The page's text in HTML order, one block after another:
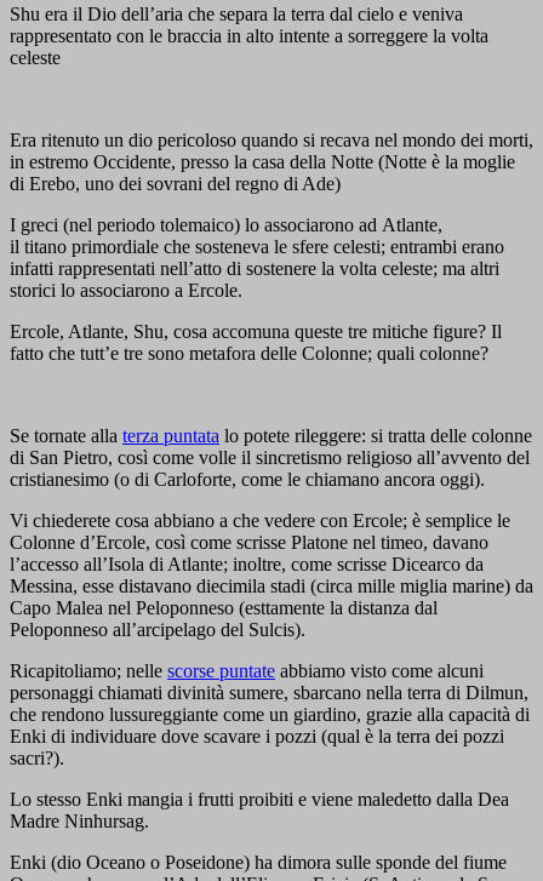
Shu era il Dio dell’aria che separa la terra dal cielo e veniva
rappresentato con le braccia in alto intente a sorreggere la volta
celeste
Era ritenuto un dio pericoloso quando si recava nel mondo dei morti,
in estremo Occidente, presso la casa della Notte (Notte è la moglie
di Erebo, uno dei sovrani del regno di Ade)
I greci (nel periodo tolemaico) lo associarono ad Atlante,
il titano primordiale che sosteneva le sfere celesti; entrambi erano
infatti rappresentati nell’atto di sostenere la volta celeste; ma altri
storici lo associarono a Ercole.
Ercole, Atlante, Shu, cosa accomuna queste tre mitiche figure? Il
fatto che tutt’e tre sono metafora delle Colonne; quali colonne?
Se tornate alla terza puntata lo potete rileggere: si tratta delle colonne
di San Pietro, così come volle il sincretismo religioso all’avvento del
cristianesimo (o di Carloforte, come le chiamano ancora oggi).
Vi chiederete cosa abbiano a che vedere con Ercole; è semplice le
Colonne d’Ercole, così come scrisse Platone nel timeo, davano
l’accesso all’Isola di Atlante; inoltre, come scrisse Dicearco da
Messina, esse distavano diecimila stadi (circa mille miglia marine) da
Capo Malea nel Peloponneso (esttamente la distanza dal
Peloponneso all’arcipelago del Sulcis).
Ricapitoliamo; nelle scorse puntate abbiamo visto come alcuni
personaggi chiamati divinità sumere, sbarcano nella terra di Dilmun,
che rendono lussureggiante come un giardino, grazie alla capacità di
Enki di individuare dove scavare i pozzi (qual è la terra dei pozzi
sacri?).
Lo stesso Enki mangia i frutti proibiti e viene maledetto dalla Dea
Madre Ninhursag.
Enki (dio Oceano o Poseidone) ha dimora sulle sponde del fiume